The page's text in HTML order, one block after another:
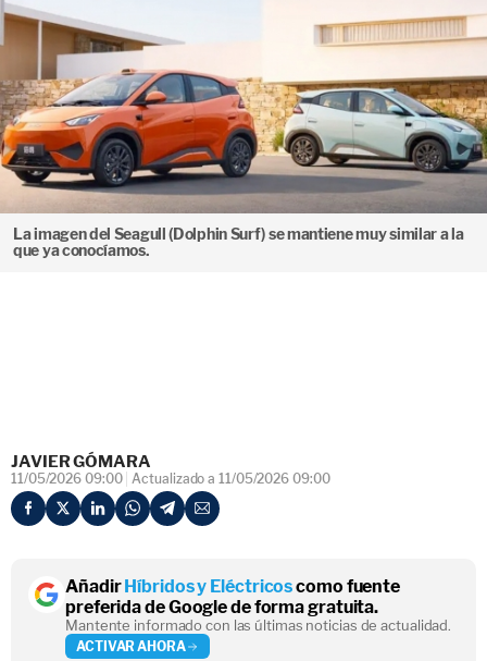
La imagen del Seagull (Dolphin Surf) se mantiene muy similar a la
que ya conocíamos.
JAVIER GÓMARA
11/05/2026 09:00 Actualizado a 11/05/2026 09:00
AñadirHíbridos y Eléctricoscomo fuente
preferida de Google de forma gratuita.
Mantente informado con las últimas noticias de actualidad.
ACTIVAR AHORA